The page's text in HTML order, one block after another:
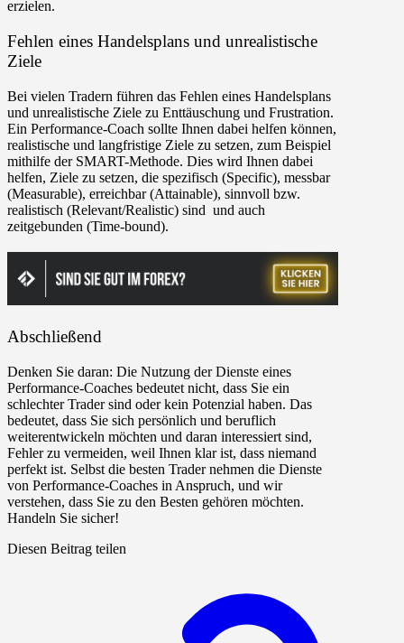
erzielen.
Fehlen eines Handelsplans und unrealistische
Ziele
Bei vielen Tradern führen das Fehlen eines Handelsplans
und unrealistische Ziele zu Enttäuschung und Frustration.
Ein Performance-Coach sollte Ihnen dabei helfen können,
realistische und langfristige Ziele zu setzen, zum Beispiel
mithilfe der SMART-Methode. Dies wird Ihnen dabei
helfen, Ziele zu setzen, die spezifisch (Specific), messbar
(Measurable), erreichbar (Attainable), sinnvoll bzw.
realistisch (Relevant/Realistic) sind und auch
zeitgebunden (Time-bound).
Abschließend
Denken Sie daran: Die Nutzung der Dienste eines
Performance-Coaches bedeutet nicht, dass Sie ein
schlechter Trader sind oder kein Potenzial haben. Das
bedeutet, dass Sie sich persönlich und beruflich
weiterentwickeln möchten und daran interessiert sind,
Fehler zu vermeiden, weil Ihnen klar ist, dass niemand
perfekt ist. Selbst die besten Trader nehmen die Dienste
von Performance-Coaches in Anspruch, und wir
verstehen, dass Sie zu den Besten gehören möchten.
Handeln Sie sicher!
Diesen Beitrag teilen